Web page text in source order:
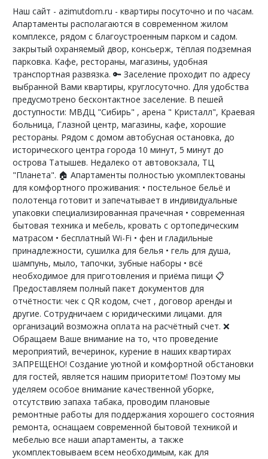
Наш сайт - azimutdom.ru - квартиры посуточно и по часам.
Апартаменты располагаются в современном жилом
комплексе, рядом с благоустроенным парком и садом.
закрытый охраняемый двор, консьерж, тёплая подземная
парковка. Кафе, рестораны, магазины, удобная
транспортная развязка. 🔑 Заселение проходит по адресу
выбранной Вами квартиры, круглосуточно. Для удобства
предусмотрено бесконтактное заселение. В пешей
доступности: МВДЦ "Сибирь" , арена " Кристалл", Краевая
больница, Глазной центр, магазины, кафе, хорошие
рестораны. Рядом с домом автобусная остановка, до
исторического центра города 10 минут, 5 минут до
острова Татышев. Недалеко от автовокзала, ТЦ
"Планета". 🏠 Апартаменты полностью укомплектованы
для комфортного проживания: • постельное бельё и
полотенца готовит и запечатывает в индивидуальные
упаковки специализированная прачечная • современная
бытовая техника и мебель, кровать с ортопедическим
матрасом • бесплатный Wi-Fi • фен и гладильные
принадлежности, сушилка для белья • гель для душа,
шампунь, мыло, тапочки, зубные наборы • всё
необходимое для приготовления и приёма пищи 📋
Предоставляем полный пакет документов для
отчётности: чек с QR кодом, счет , договор аренды и
другие. Сотрудничаем с юридическими лицами. для
организаций возможна оплата на расчётный счет. ❌
Обращаем Ваше внимание на то, что проведение
мероприятий, вечеринок, курение в наших квартирах
ЗАПРЕЩЕНО! Создание уютной и комфортной обстановки
для гocтей, является нашим приоритетом! Поэтому мы
уделяем особое внимание качественной уборке,
oтсутствию запаxa табaкa, проводим плановые
ремонтные работы для поддержания хорошего cоcтoяния
рeмонта, оснащаем современной бытoвoй тeхникой и
мебелью все нaши aпaртаменты, а такжe
укомплектовываем вcем неoбxодимым, как для